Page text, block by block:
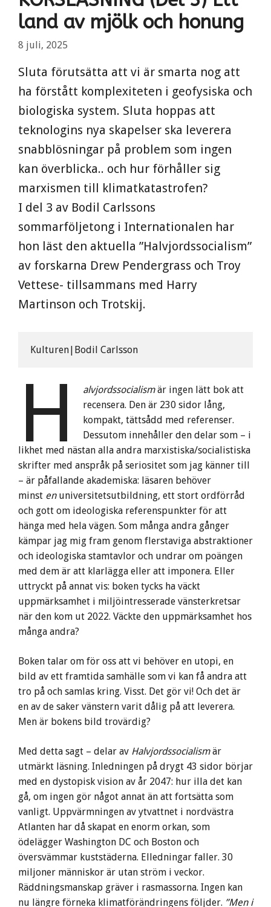
land av mjölk och honung
8 juli, 2025
Sluta förutsätta att vi är smarta nog att
ha förstått komplexiteten i geofysiska och
biologiska system. Sluta hoppas att
teknologins nya skapelser ska leverera
snabblösningar på problem som ingen
kan överblicka.. och hur förhåller sig
marxismen till klimatkatastrofen?
I del 3 av Bodil Carlssons
sommarföljetong i Internationalen har
hon läst den aktuella ”Halvjordssocialism”
av forskarna Drew Pendergrass och Troy
Vettese- tillsammans med Harry
Martinson och Trotskij.
Kulturen|Bodil Carlsson
H alvjordssocialismär ingen lätt bok att
recensera. Den är 230 sidor lång,
kompakt, tättsådd med referenser.
Dessutom innehåller den delar som – i
likhet med nästan alla andra marxistiska/socialistiska
skrifter med anspråk på seriositet som jag känner till
– är påfallande akademiska: läsaren behöver
minst enuniversitetsutbildning, ett stort ordförråd
och gott om ideologiska referenspunkter för att
hänga med hela vägen. Som många andra gånger
kämpar jag mig fram genom flerstaviga abstraktioner
och ideologiska stamtavlor och undrar om poängen
med dem är att klarlägga eller att imponera. Eller
uttryckt på annat vis: boken tycks ha väckt
uppmärksamhet i miljöintresserade vänsterkretsar
när den kom ut 2022. Väckte den uppmärksamhet hos
många andra?
Boken talar om för oss att vi behöver en utopi, en
bild av ett framtida samhälle som vi kan få andra att
tro på och samlas kring. Visst. Det gör vi! Och det är
en av de saker vänstern varit dålig på att leverera.
Men är bokens bild trovärdig?
Med detta sagt – delar av Halvjordssocialismär
utmärkt läsning. Inledningen på drygt 43 sidor börjar
med en dystopisk vision av år 2047: hur illa det kan
gå, om ingen gör något annat än att fortsätta som
vanligt. Uppvärmningen av ytvattnet i nordvästra
Atlanten har då skapat en enorm orkan, som
ödelägger Washington DC och Boston och
översvämmar kuststäderna. Elledningar faller. 30
miljoner människor är utan ström i veckor.
Räddningsmanskap gräver i rasmassorna. Ingen kan
nu längre förneka klimatförändringens följder. ”Men i